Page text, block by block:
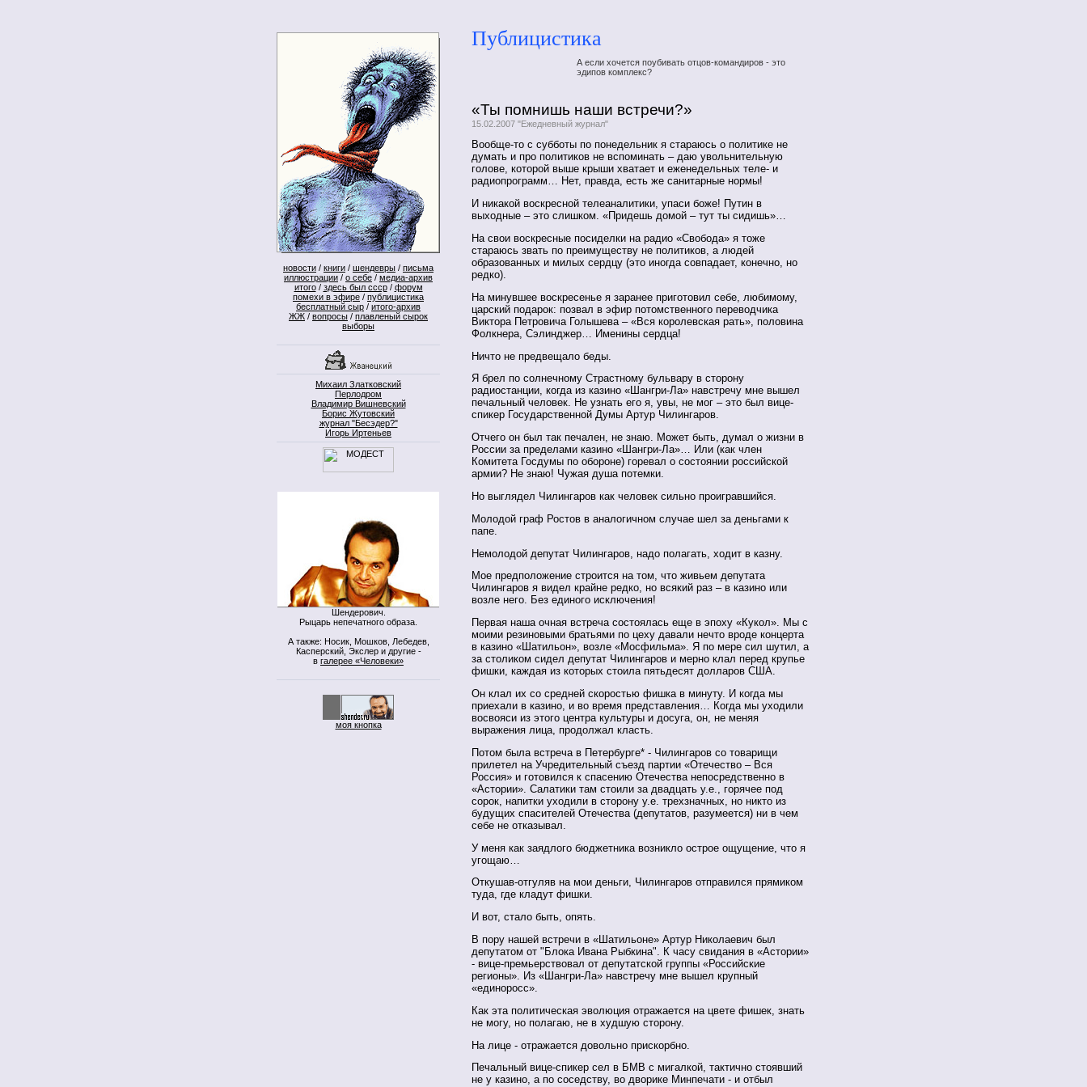
новости / книги / шендевры / письма
иллюстрации / о себе / медиа-архив
итого/ здесь был ссср/ форум
помехи в эфире / публицистика
бесплатный сыр / итого-архив
ЖЖ / вопросы / плавленый сырок
выборы
Михаил Златковский
Перлодром
Владимир Вишневский
Борис Жутовский
журнал "Бесэдер?"
Игорь Иртеньев
Шендерович.
Рыцарь непечатного образа.
А также: Носик, Мошков, Лебедев,
Касперский, Экслер и другие -
в галерее «Человеки»
моя кнопка
Публицистика
А если хочется поубивать отцов-командиров - это
эдипов комплекс?
«Ты помнишь наши встречи?»
15.02.2007 "Ежедневный журнал"
Вообще-то с субботы по понедельник я стараюсь о политике не
думать и про политиков не вспоминать – даю увольнительную
голове, которой выше крыши хватает и еженедельных теле- и
радиопрограмм… Нет, правда, есть же санитарные нормы!
И никакой воскресной телеаналитики, упаси боже! Путин в
выходные – это слишком. «Придешь домой – тут ты сидишь»…
На свои воскресные посиделки на радио «Свобода» я тоже
стараюсь звать по преимуществу не политиков, а людей
образованных и милых сердцу (это иногда совпадает, конечно, но
редко).
На минувшее воскресенье я заранее приготовил себе, любимому,
царский подарок: позвал в эфир потомственного переводчика
Виктора Петровича Голышева – «Вся королевская рать», половина
Фолкнера, Сэлинджер… Именины сердца!
Ничто не предвещало беды.
Я брел по солнечному Страстному бульвару в сторону
радиостанции, когда из казино «Шангри-Ла» навстречу мне вышел
печальный человек. Не узнать его я, увы, не мог – это был вице-
спикер Государственной Думы Артур Чилингаров.
Отчего он был так печален, не знаю. Может быть, думал о жизни в
России за пределами казино «Шангри-Ла»… Или (как член
Комитета Госдумы по обороне) горевал о состоянии российской
армии? Не знаю! Чужая душа потемки.
Но выглядел Чилингаров как человек сильно проигравшийся.
Молодой граф Ростов в аналогичном случае шел за деньгами к
папе.
Немолодой депутат Чилингаров, надо полагать, ходит в казну.
Мое предположение строится на том, что живьем депутата
Чилингаров я видел крайне редко, но всякий раз – в казино или
возле него. Без единого исключения!
Первая наша очная встреча состоялась еще в эпоху «Кукол». Мы с
моими резиновыми братьями по цеху давали нечто вроде концерта
в казино «Шатильон», возле «Мосфильма». Я по мере сил шутил, а
за столиком сидел депутат Чилингаров и мерно клал перед крупье
фишки, каждая из которых стоила пятьдесят долларов США.
Он клал их со средней скоростью фишка в минуту. И когда мы
приехали в казино, и во время представления… Когда мы уходили
восвояси из этого центра культуры и досуга, он, не меняя
выражения лица, продолжал класть.
Потом была встреча в Петербурге* - Чилингаров со товарищи
прилетел на Учредительный съезд партии «Отечество – Вся
Россия» и готовился к спасению Отечества непосредственно в
«Астории». Салатики там стоили за двадцать у.е., горячее под
сорок, напитки уходили в сторону у.е. трехзначных, но никто из
будущих спасителей Отечества (депутатов, разумеется) ни в чем
себе не отказывал.
У меня как заядлого бюджетника возникло острое ощущение, что я
угощаю…
Откушав-отгуляв на мои деньги, Чилингаров отправился прямиком
туда, где кладут фишки.
И вот, стало быть, опять.
В пору нашей встречи в «Шатильоне» Артур Николаевич был
депутатом от "Блока Ивана Рыбкина". К часу свидания в «Астории»
- вице-премьерствовал от депутатской группы «Российские
регионы». Из «Шангри-Ла» навстречу мне вышел крупный
«единоросс».
Как эта политическая эволюция отражается на цвете фишек, знать
не могу, но полагаю, не в худшую сторону.
На лице - отражается довольно прискорбно.
Печальный вице-спикер сел в БМВ c мигалкой, тактично стоявший
не у казино, а по соседству, во дворике Минпечати - и отбыл